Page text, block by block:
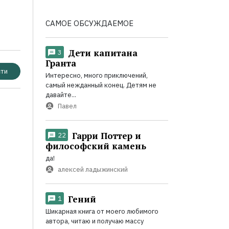
САМОЕ ОБСУЖДАЕМОЕ
3
Дети капитана
Гранта
Интересно, много приключений,
самый нежданный конец. Детям не
давайте...
Павел
22
Гарри Поттер и
философский камень
да!
алексей ладыжинский
1 Гений
Шикарная книга от моего любимого
автора, читаю и получаю массу